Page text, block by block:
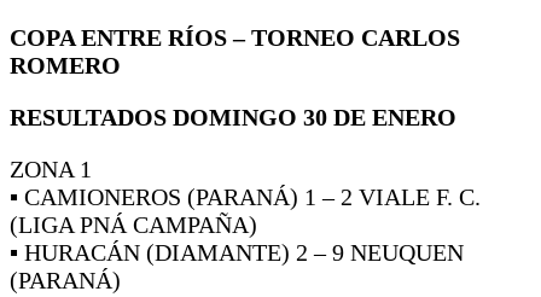
COPA ENTRE RÍOS – TORNEO CARLOS
ROMERO
RESULTADOS DOMINGO 30 DE ENERO
ZONA 1
▪ CAMIONEROS (PARANÁ) 1 – 2 VIALE F. C.
(LIGA PNÁ CAMPAÑA)
▪ HURACÁN (DIAMANTE) 2 – 9 NEUQUEN
(PARANÁ)